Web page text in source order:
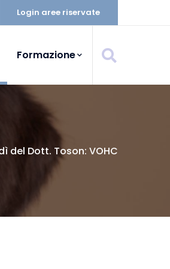
Login aree riservate
Formazione
del Dott. Toson: VOHC